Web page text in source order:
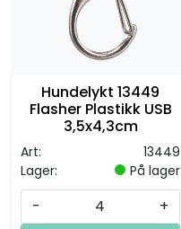
Hundelykt 13449
Flasher Plastikk USB
3,5x4,3cm
Art:
13449
Lager:
På lager
-
+